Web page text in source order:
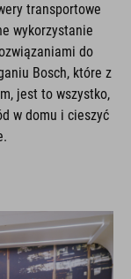
transportowe
wykorzystanie
do
Bosch, które z
jest to wszystko,
w domu i cieszyć